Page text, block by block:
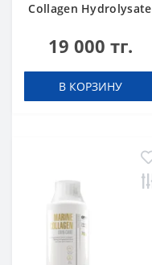
Collagen Hydrolysate
19 000 тг.
В КОРЗИНУ